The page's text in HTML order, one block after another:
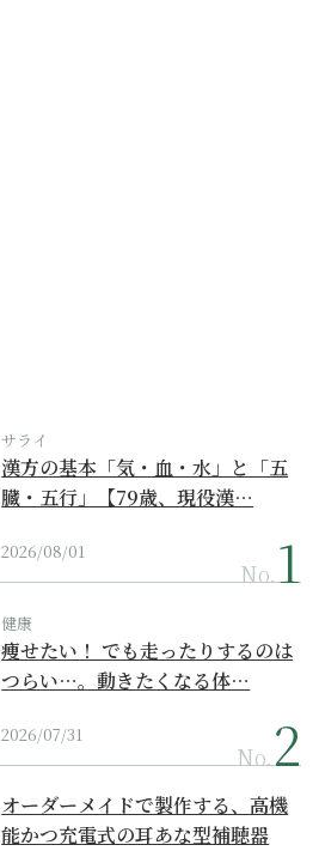
サライ
漢方の基本「気・血・水」と「五
臓・五行」【79歳、現役漢…
2026/08/01
No.
健康
痩せたい！ でも走ったりするのは
つらい…。動きたくなる体…
2026/07/31
No.
オーダーメイドで製作する、高機
能かつ充電式の耳あな型補聴器